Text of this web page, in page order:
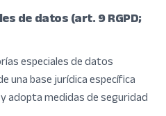
de datos (art. 9 RGPD;
especiales de datos
una base jurídica específica
y adopta medidas de seguridad